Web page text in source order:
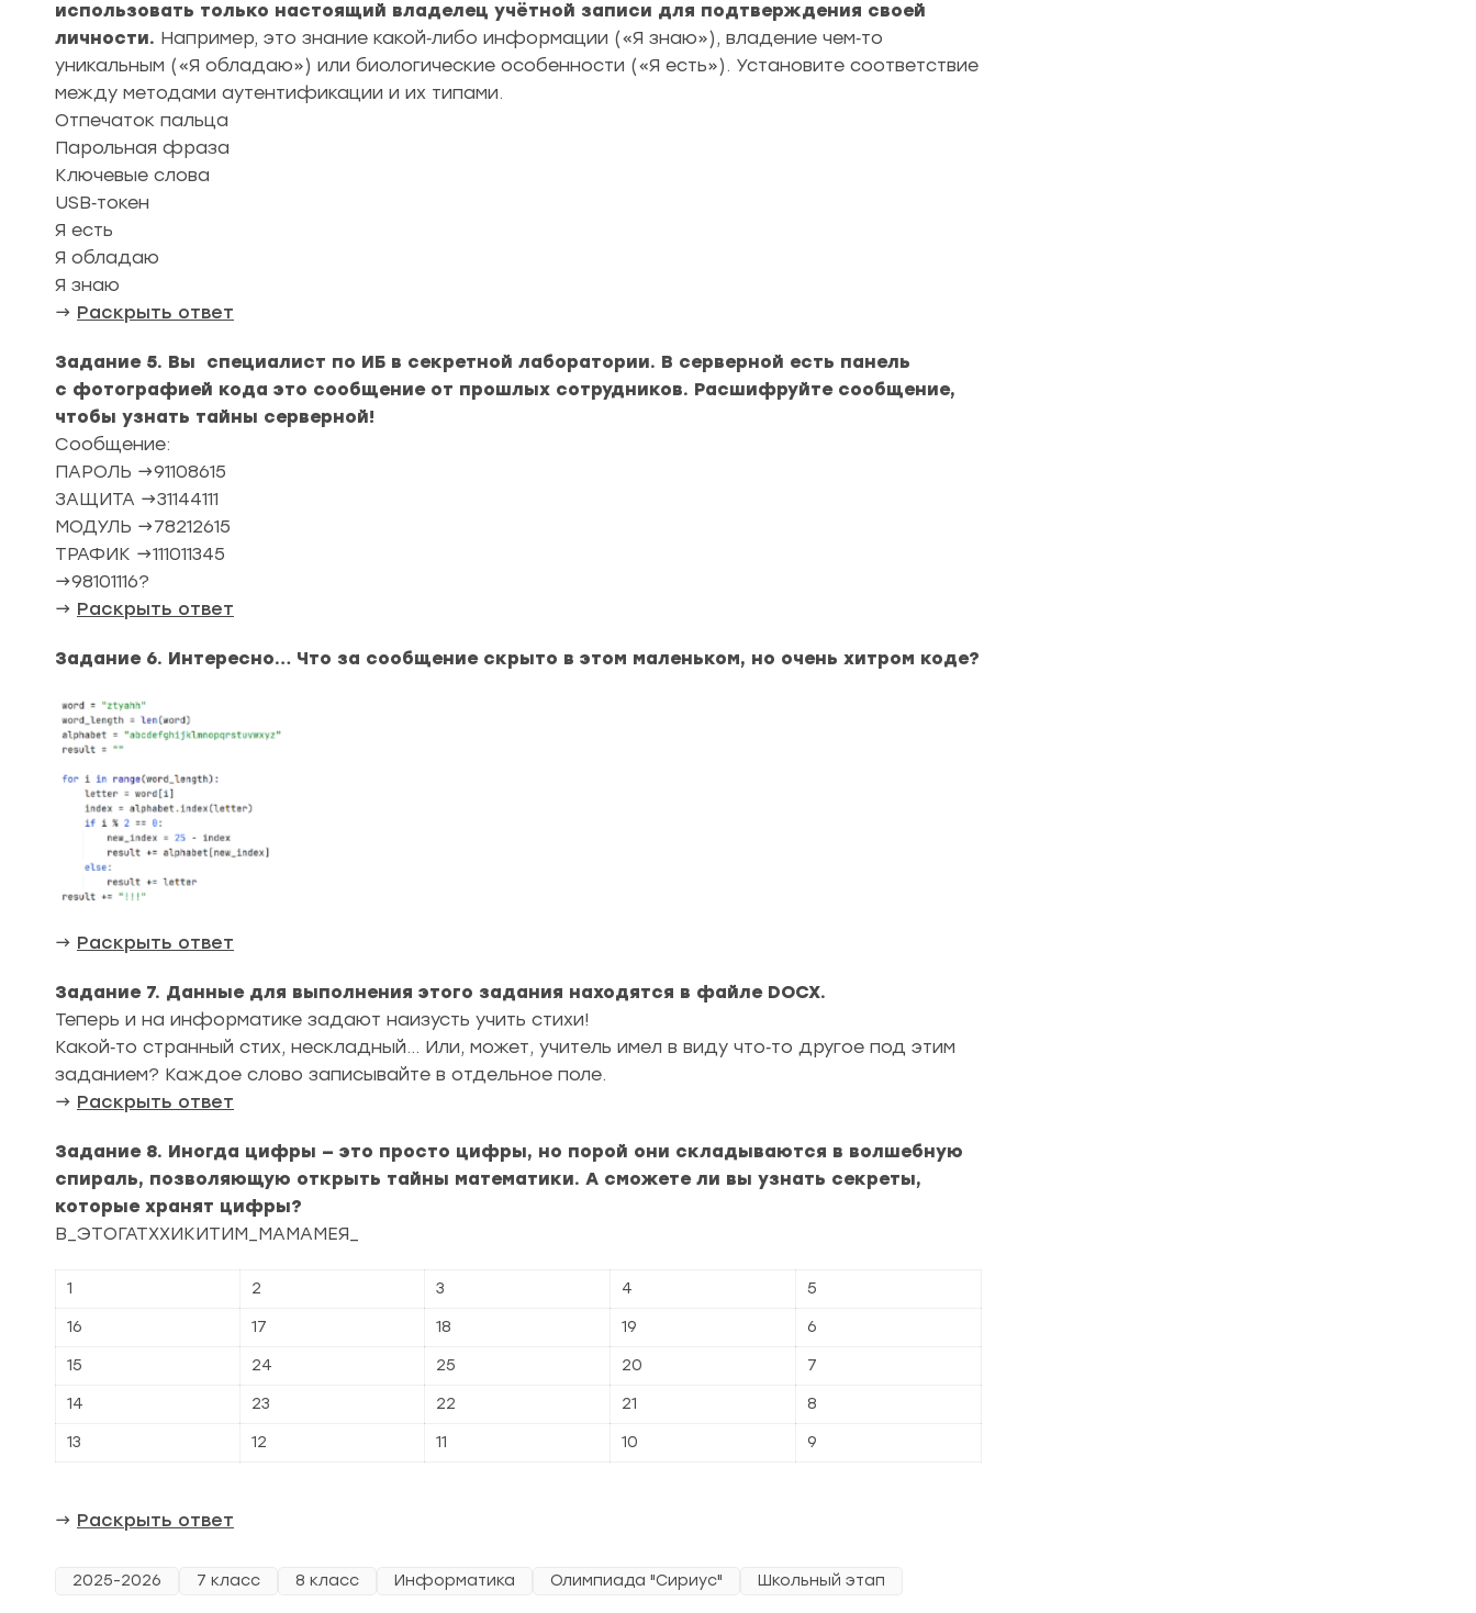
использовать только настоящий владелец учётной записи для подтверждения своей
личности. Например, это знание какой‑либо информации («Я знаю»), владение чем‑то
уникальным («Я обладаю») или биологические особенности («Я есть»). Установите соответствие
между методами аутентификации и их типами.
Отпечаток пальца
Парольная фраза
Ключевые слова
USB‑токен
Я есть
Я обладаю
Я знаю
→ Раскрыть ответ
Задание 5. Вы специалист по ИБ в секретной лаборатории. В серверной есть панель
с фотографией кода это сообщение от прошлых сотрудников. Расшифруйте сообщение,
чтобы узнать тайны серверной!
Сообщение:
ПАРОЛЬ →91108615
ЗАЩИТА →31144111
МОДУЛЬ →78212615
ТРАФИК →111011345
→98101116?
→ Раскрыть ответ
Задание 6. Интересно… Что за сообщение скрыто в этом маленьком, но очень хитром коде?
→ Раскрыть ответ
Задание 7. Данные для выполнения этого задания находятся в файле DOCX.
Теперь и на информатике задают наизусть учить стихи!
Какой‑то странный стих, нескладный… Или, может, учитель имел в виду что‑то другое под этим
заданием? Каждое слово записывайте в отдельное поле.
→ Раскрыть ответ
Задание 8. Иногда цифры — это просто цифры, но порой они складываются в волшебную
спираль, позволяющую открыть тайны математики. А сможете ли вы узнать секреты,
которые хранят цифры?
В_ЭТОГАТХХИКИТИМ_МАМАМЕЯ_
1 2 3 4 5
16 17 18 19 6
15 24 25 20 7
14 23 22 21 8
13 12 11 10 9
→ Раскрыть ответ
2025-2026 7 класс 8 класс Информатика Олимпиада "Сириус" Школьный этап